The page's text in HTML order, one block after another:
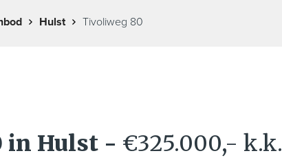
Hulst Tivoliweg 80
in Hulst - €325.000,- k.k.